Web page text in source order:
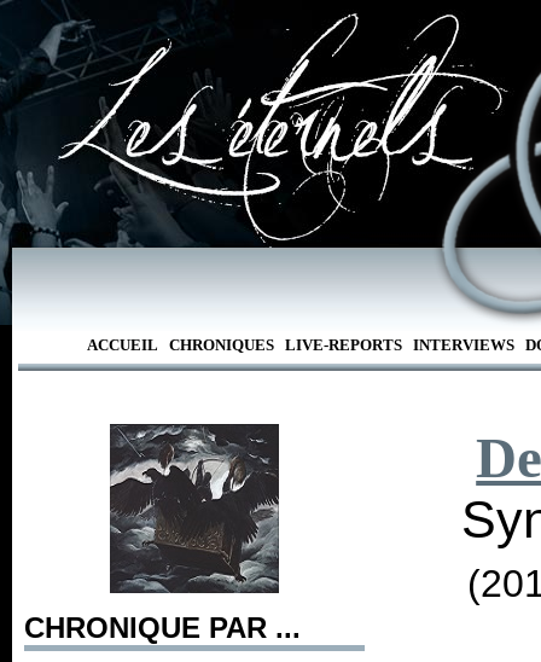
ACCUEIL CHRONIQUES LIVE-REPORTS INTERVIEWS
CHRONIQUE PAR ...